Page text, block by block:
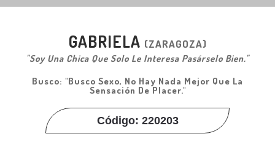
GABRIELA (ZARAGOZA)
"Soy Una Chica Que Solo Le Interesa Pasárselo Bien."
Busco: "Busco Sexo, No Hay Nada Mejor Que La
Sensación De Placer."
Código: 220203